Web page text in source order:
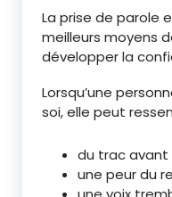
La prise de parole
meilleurs moyens
développer la
Lorsqu’une
soi, elle peut
du trac avant
une peur du